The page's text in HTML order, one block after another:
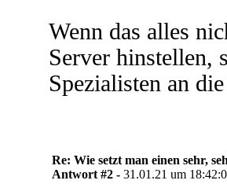
Wenn das alles
Server hinstellen,
Spezialisten an
Re: Wie setzt man einen sehr,
Antwort #2 - 31.01.21 um